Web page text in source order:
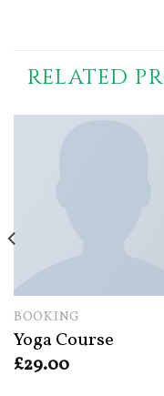
RELATED
BOOKING
Yoga Course
£29.00